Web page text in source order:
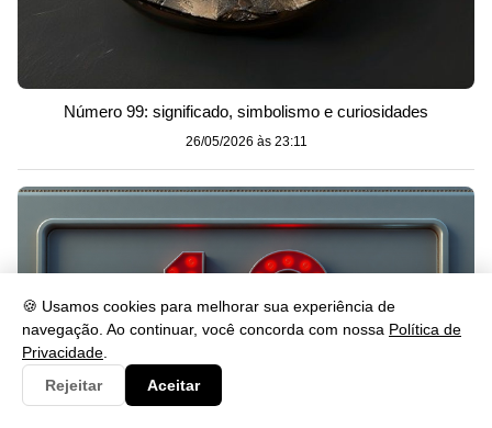
🍪 Usamos cookies para melhorar sua experiência de
navegação. Ao continuar, você concorda com nossa Política de
Privacidade
Rejeitar
Aceitar
Número 99: significado, simbolismo e curiosidades
26/05/2026 às 23:11